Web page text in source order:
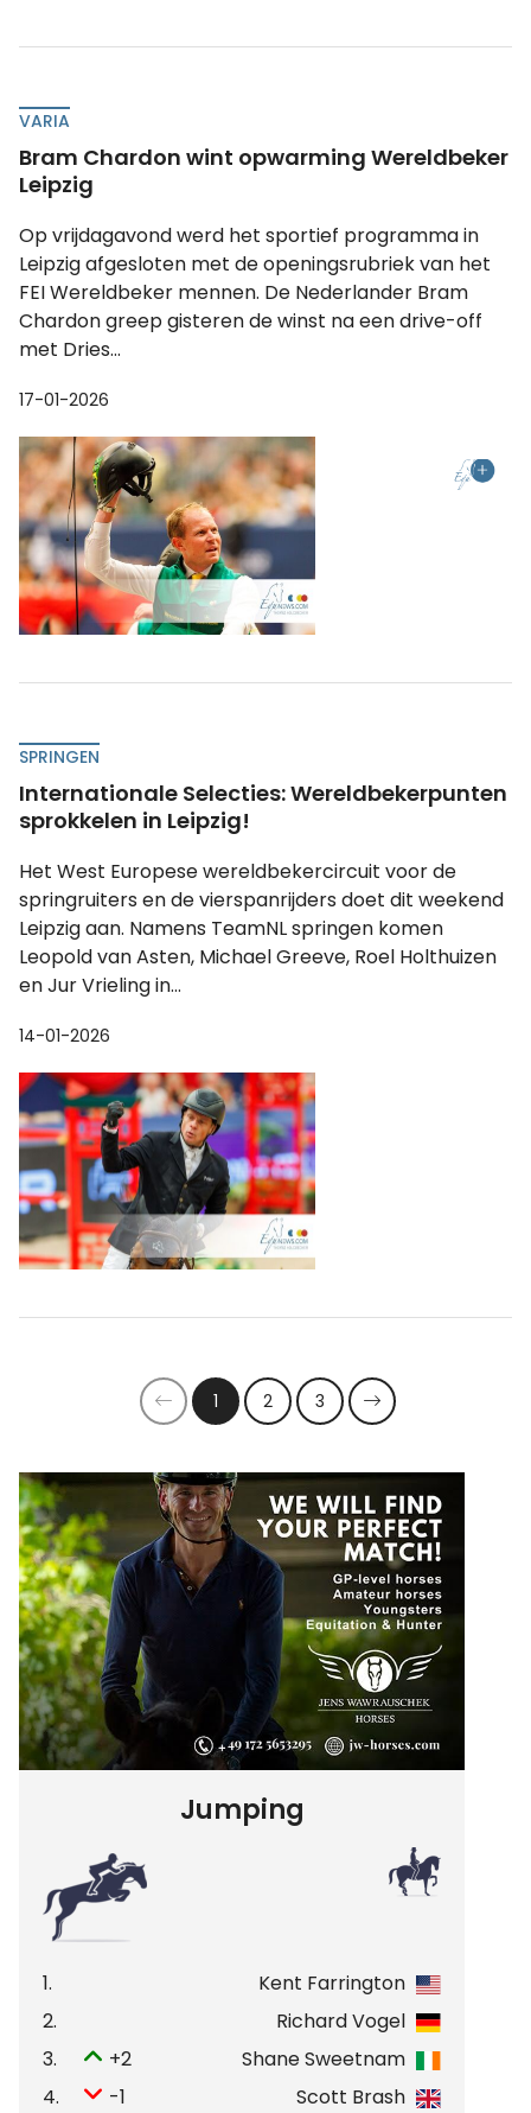
VARIA
Bram Chardon wint opwarming Wereldbeker
Leipzig
Op vrijdagavond werd het sportief programma in
Leipzig afgesloten met de openingsrubriek van het
FEI Wereldbeker mennen. De Nederlander Bram
Chardon greep gisteren de winst na een drive-off
met Dries...
17-01-2026
SPRINGEN
Internationale Selecties: Wereldbekerpunten
sprokkelen in Leipzig!
Het West Europese wereldbekercircuit voor de
springruiters en de vierspanrijders doet dit weekend
Leipzig aan. Namens TeamNL springen komen
Leopold van Asten, Michael Greeve, Roel Holthuizen
en Jur Vrieling in...
14-01-2026
1 2 3
Jumping
1.
Kent Farrington
2.
Richard Vogel
3.
+2
Shane Sweetnam
4.
-1 Scott Brash